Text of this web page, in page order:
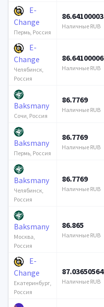
E-
Change
Пермь, Россия
86.64100003
Наличные RUB
E-
Change
Челябинск,
Россия
86.64100006
Наличные RUB
Baksmany
Сочи, Россия
86.7769
Наличные RUB
Baksmany
Пермь, Россия
86.7769
Наличные RUB
Baksmany
Челябинск,
Россия
86.7769
Наличные RUB
Baksmany
Москва,
Россия
86.865
Наличные RUB
E-
Change
Екатеринбург,
Россия
87.03650564
Наличные RUB